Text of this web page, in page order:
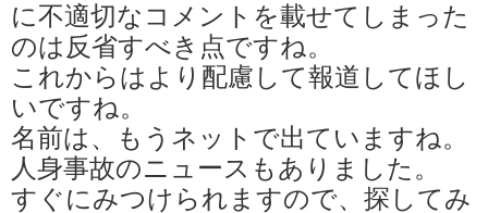
に不適切なコメントを載せてしまった
のは反省すべき点ですね。
これからはより配慮して報道してほし
いですね。
名前は、もうネットで出ていますね。
人身事故のニュースもありました。
すぐにみつけられますので、探してみ